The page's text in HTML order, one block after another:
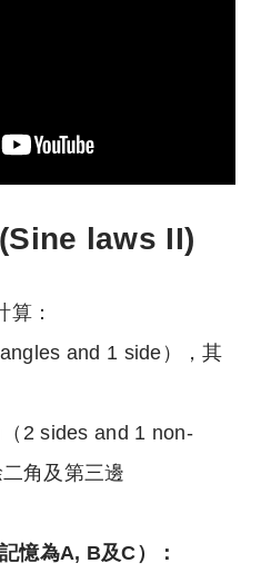
laws II)
：
and 1 side），其
2 sides and 1 non-
角及第三邊
憶為A, B及C）：